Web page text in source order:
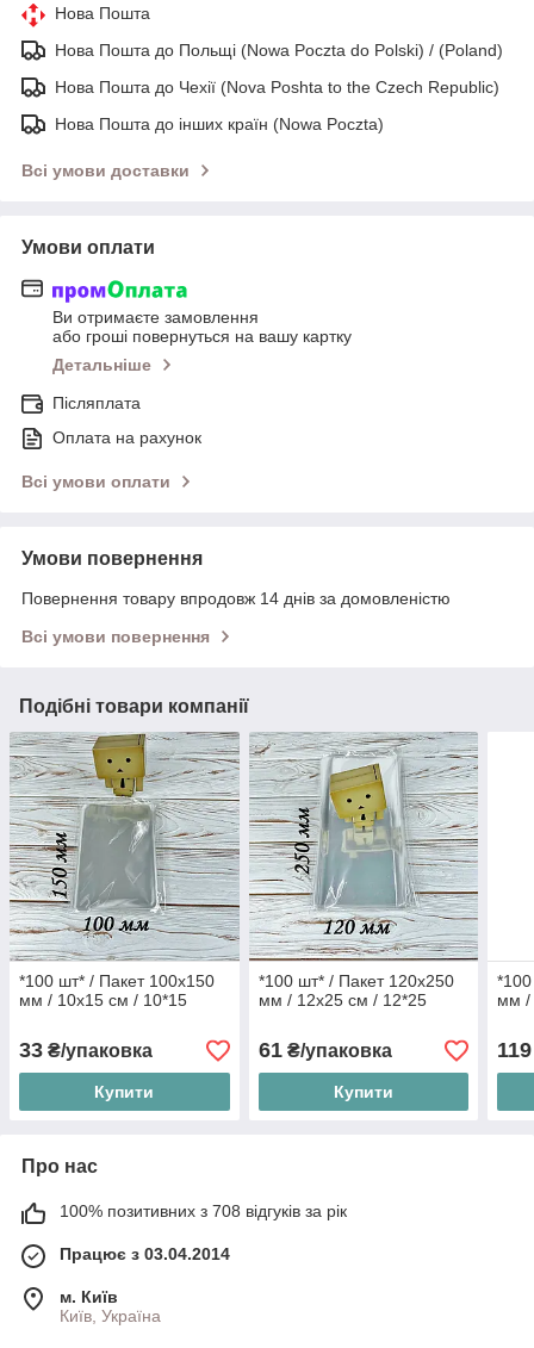
Нова Пошта
Нова Пошта до Польщі (Nowa Poczta do Polski) / (Poland)
Нова Пошта до Чехії (Nova Poshta to the Czech Republic)
Нова Пошта до інших країн (Nowa Poczta)
Всі умови доставки
Умови оплати
Ви отримаєте замовлення
або гроші повернуться на вашу картку
Детальніше
Післяплата
Оплата на рахунок
Всі умови оплати
Умови повернення
Повернення товару впродовж 14 днів за домовленістю
Всі умови повернення
Подібні товари компанії
*100 шт* / Пакет 100х150
мм / 10x15 см / 10*15
33 ₴/упаковка
Купити
*100 шт* / Пакет 120х250
мм / 12x25 см / 12*25
61₴/упаковка
Купити
мм /
119
Про нас
100% позитивних з 708 відгуків за рік
Працює з 03.04.2014
м. Київ
Київ, Україна